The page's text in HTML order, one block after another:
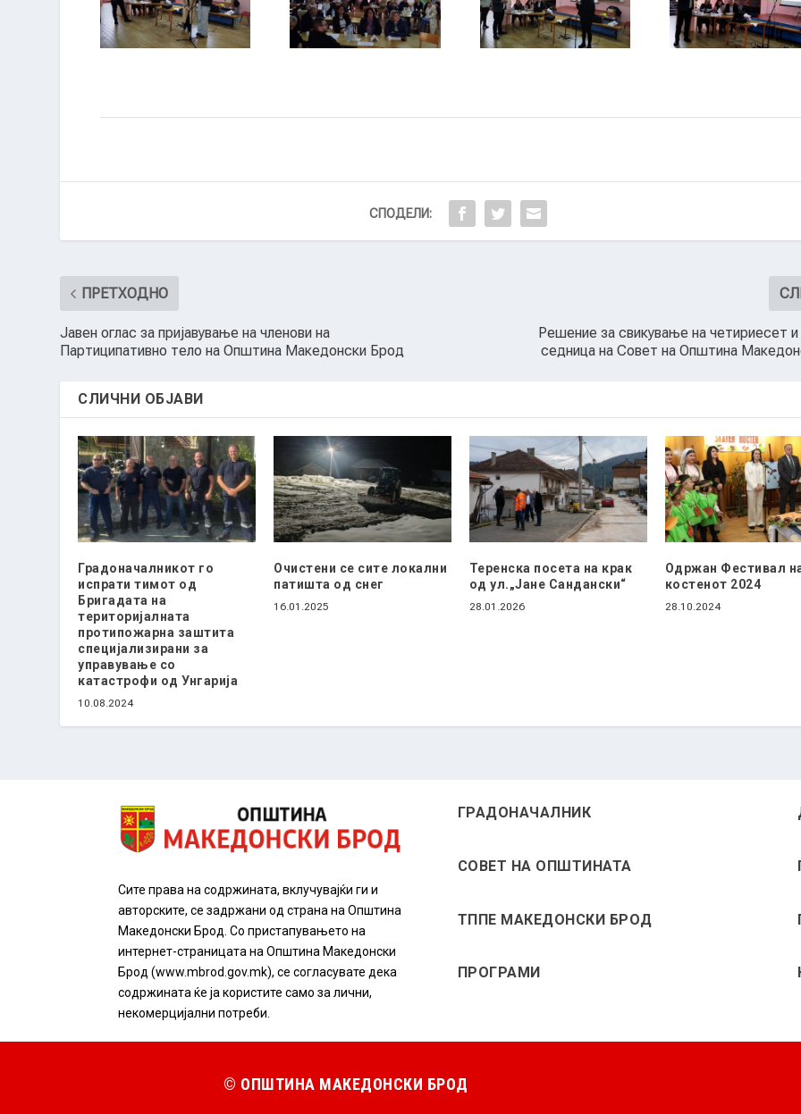
СПОДЕЛИ:
ПРЕТХОДНО
Јавен оглас за пријавување на членови на
Партиципативно тело на Општина Македонски Брод
Решение за свикување на четириесет
седница на Совет на Општина
СЛИЧНИ ОБЈАВИ
Градоначалникот го
испрати тимот од
Бригадата на
територијалната
протипожарна заштита
специјализирани за
управување со
катастрофи од Унгарија
10.08.2024
Очистени се сите локални
патишта од снег
16.01.2025
Теренска посета на крак
од ул.„Јане Сандански“
28.01.2026
Одржан Фестивал
костенот 2024
28.10.2024
Сите права на содржината, вклучувајќи ги и
авторските, се задржани од страна на Општина
Македонски Брод. Со пристапувањето на
интернет-страницата на Општина Македонски
Брод (www.mbrod.gov.mk), се согласувате дека
содржината ќе ја користите само за лични,
некомерцијални потреби.
ГРАДОНАЧАЛНИК
СОВЕТ НА ОПШТИНАТА
ТППЕ МАКЕДОНСКИ БРОД
ПРОГРАМИ
© ОПШТИНА МАКЕДОНСКИ БРОД